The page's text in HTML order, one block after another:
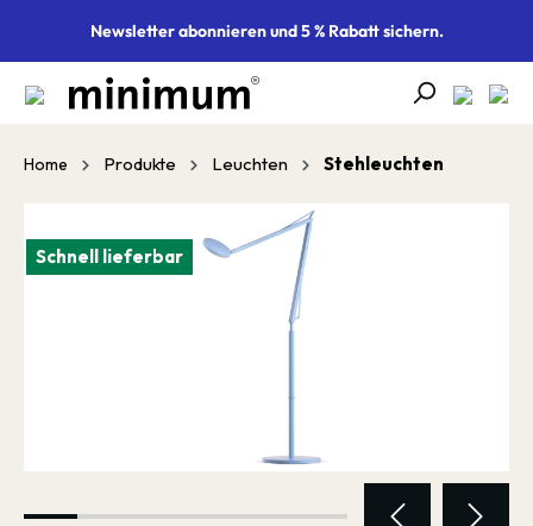
springenNewsletter abonnieren und 5 % Rabatt sichern.
Home Produkte Leuchten Stehleuchten
Schnell lieferbar